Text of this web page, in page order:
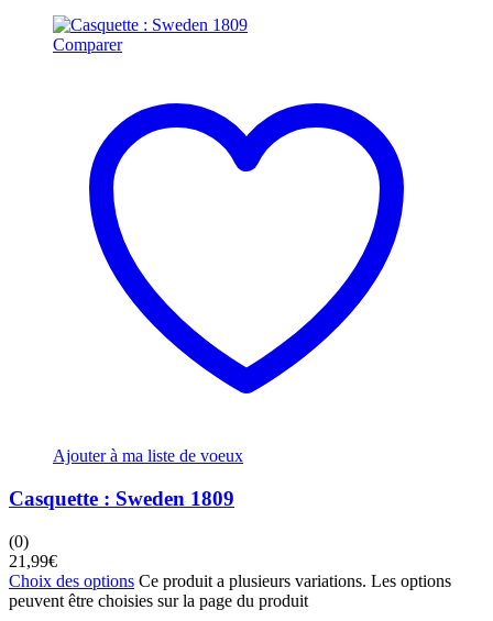
Comparer
Ajouter à ma liste de voeux
Casquette : Sweden 1809
(0)
21,99€
Choix des options Ce produit a plusieurs variations. Les options
peuvent être choisies sur la page du produit